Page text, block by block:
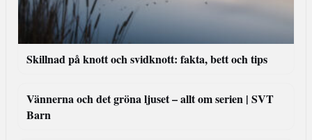
Skillnad på knott och svidknott: fakta, bett och tips
Vännerna och det gröna ljuset – allt om serien | SVT
Barn